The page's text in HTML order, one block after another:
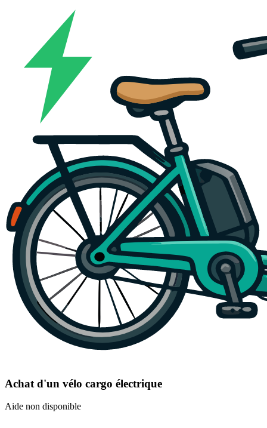
Achat d'un vélo cargo électrique
Aide non disponible